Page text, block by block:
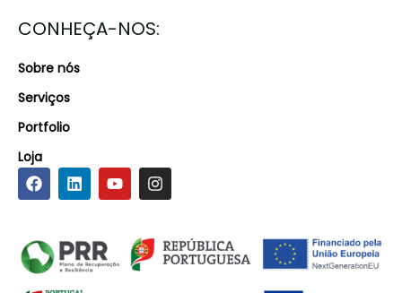
CONHEÇA-NOS:
Sobre nós
Serviços
Portfolio
Loja